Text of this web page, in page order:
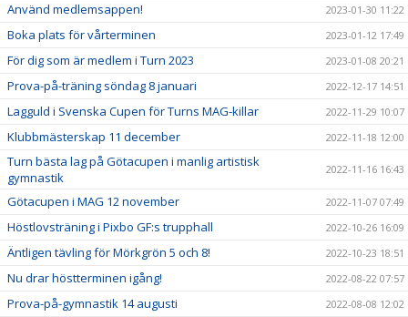
Använd medlemsappen! 2023-01-30 11:22
Boka plats för vårterminen 2023-01-12 17:49
För dig som är medlem i Turn 2023 2023-01-08 20:21
Prova-på-träning söndag 8 januari 2022-12-17 14:51
Lagguld i Svenska Cupen för Turns MAG-killar 2022-11-29 10:07
Klubbmästerskap 11 december 2022-11-18 12:00
Turn bästa lag på Götacupen i manlig artistisk
gymnastik
2022-11-16 16:43
Götacupen i MAG 12 november 2022-11-07 07:49
Höstlovsträning i Pixbo GF:s trupphall 2022-10-26 16:09
Äntligen tävling för Mörkgrön 5 och 8! 2022-10-23 18:51
Nu drar höstterminen igång! 2022-08-22 07:57
Prova-på-gymnastik 14 augusti 2022-08-08 12:02